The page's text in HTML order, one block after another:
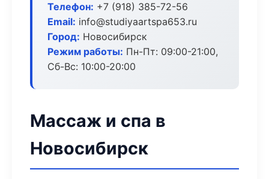
Телефон: +7 (918) 385-72-56
Email: info@studiyaartspa653.ru
Город: Новосибирск
Режим работы: Пн-Пт: 09:00-21:00,
Сб-Вс: 10:00-20:00
Массаж и спа в
Новосибирск